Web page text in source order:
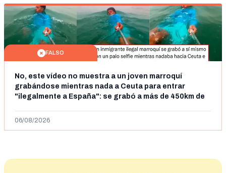
FALSO
No, este vídeo no muestra a un joven marroquí
grabándose mientras nada a Ceuta para entrar
"ilegalmente a España": se grabó a más de 450km de
06/08/2026